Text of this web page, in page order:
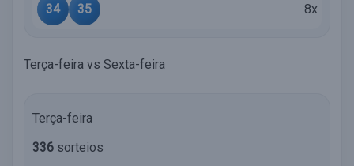
34 35 8x
Terça-feira vs Sexta-feira
Terça-feira
336 sorteios